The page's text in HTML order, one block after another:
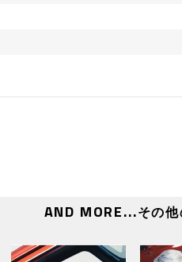
応募期間：2024年10月1日
【ATEEZ JAPAN 4TH
AND MORE...その